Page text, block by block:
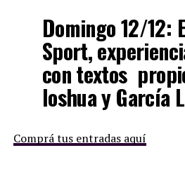
Domingo 12/12:
Sport,
con textos
Ioshua y García
Comprá tus entradas aquí